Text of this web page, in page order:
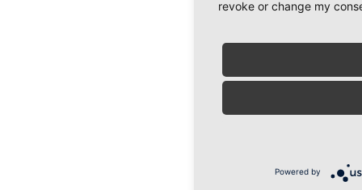
revoke or change my
Powered by